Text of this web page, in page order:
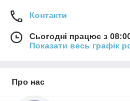
Контакти
Сьогодні працює з
Показати весь графік
Про нас